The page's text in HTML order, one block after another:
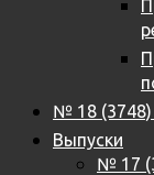
№ 18 (3748)
Выпуски
№ 17